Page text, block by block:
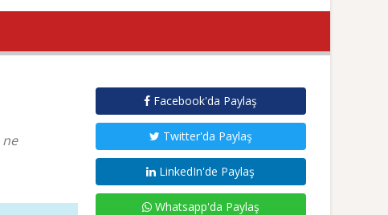
ne
Facebook'da Paylaş
Twitter'da Paylaş
LinkedIn'de Paylaş
Whatsapp'da Paylaş